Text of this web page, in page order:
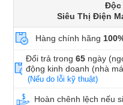
Độc
Siêu Thị Điện
Hàng chính hãng
Đổi trả trong65 ngày
động kinh doanh (nhà
(Nếu do lỗi kỹ thuật)
Hoàn chênh lệch nếu